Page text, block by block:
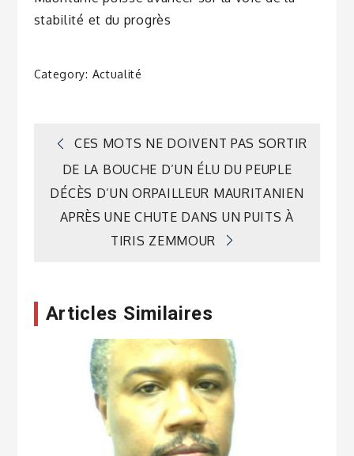
stabilité et du progrès
Category: Actualité
Navigation
de
l’article
CES MOTS NE DOIVENT PAS SORTIR
DE LA BOUCHE D’UN ÉLU DU PEUPLE
DÉCÈS D’UN ORPAILLEUR MAURITANIEN
APRÈS UNE CHUTE DANS UN PUITS À
TIRIS ZEMMOUR
Articles Similaires